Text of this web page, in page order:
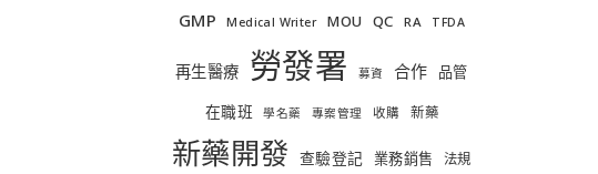
GMP Medical Writer MOU QC RA TFDA
再生醫療 勞發署 募資 合作 品管
在職班 學名藥 專案管理 收購 新藥
新藥開發 查驗登記 業務銷售 法規